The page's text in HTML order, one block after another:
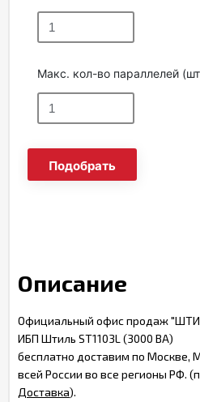
Макс. кол-во параллелей
Подобрать
Описание
Официальный офис продаж
ИБП Штиль ST1103L (3000 ВА)
бесплатно доставим по Москве,
всей России во все регионы РФ.
Доставка).